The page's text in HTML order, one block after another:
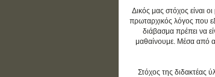
Δικός μας στόχος είναι
πρωταρχικός λόγος που
διάβασμα πρέπει να
μαθαίνουμε. Μέσα από
Στόχος της διδακτέας